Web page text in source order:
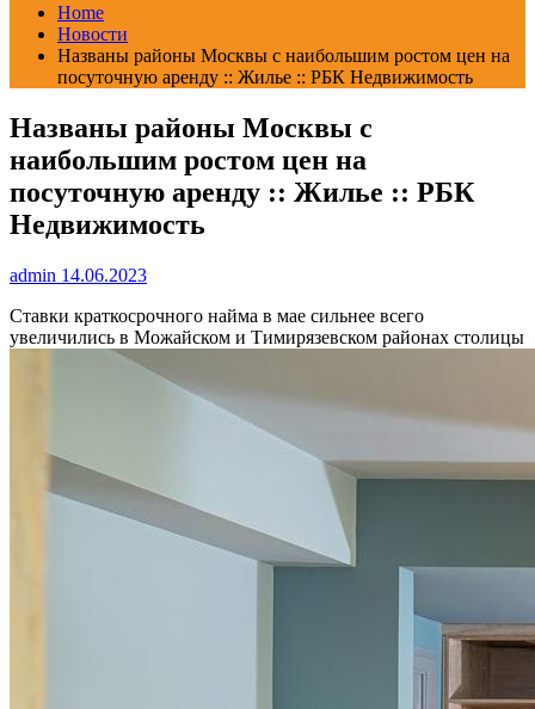
Home
Новости
Названы районы Москвы с наибольшим ростом цен на
посуточную аренду :: Жилье :: РБК Недвижимость
Названы районы Москвы с
наибольшим ростом цен на
посуточную аренду :: Жилье :: РБК
Недвижимость
admin 14.06.2023
Cтавки краткосрочного найма в мае сильнее всего
увеличились в Можайском и Тимирязевском районах столицы